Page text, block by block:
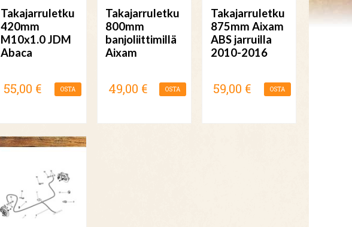
Takajarruletku
420mm
M10x1.0 JDM
Abaca
55,00 € OSTA
Takajarruletku
800mm
banjoliittimillä
Aixam
49,00 € OSTA
Takajarruletku
875mm Aixam
ABS jarruilla
2010-2016
59,00 € OSTA